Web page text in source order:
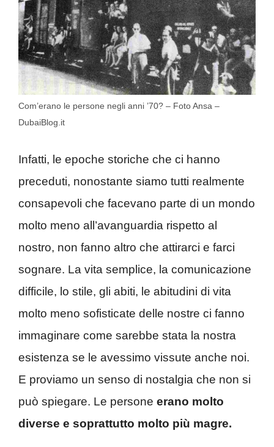
Com’erano le persone negli anni ’70? – Foto Ansa –
DubaiBlog.it
Infatti, le epoche storiche che ci hanno
preceduti, nonostante siamo tutti realmente
consapevoli che facevano parte di un mondo
molto meno all’avanguardia rispetto al
nostro, non fanno altro che attirarci e farci
sognare. La vita semplice, la comunicazione
difficile, lo stile, gli abiti, le abitudini di vita
molto meno sofisticate delle nostre ci fanno
immaginare come sarebbe stata la nostra
esistenza se le avessimo vissute anche noi.
E proviamo un senso di nostalgia che non si
può spiegare. Le persone erano molto
diverse e soprattutto molto più magre.